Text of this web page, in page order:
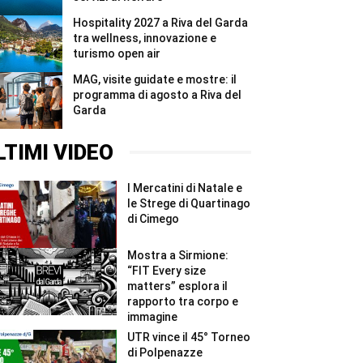
Hospitality 2027 a Riva del Garda
tra wellness, innovazione e
turismo open air
MAG, visite guidate e mostre: il
programma di agosto a Riva del
Garda
VIDEO
I Mercatini di Natale e
le Strege di Quartinago
di Cimego
Mostra a Sirmione:
“FIT Every size
matters” esplora il
rapporto tra corpo e
immagine
UTR vince il 45° Torneo
di Polpenazze